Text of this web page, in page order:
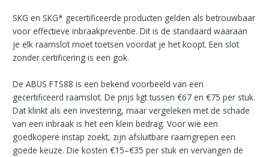
SKG en SKG* gecertificeerde producten gelden als betrouwbaar
voor effectieve inbraakpreventie. Dit is de standaard waaraan
je elk raamslot moet toetsen voordat je het koopt. Een slot
zonder certificering is een gok.
De ABUS FTS88 is een bekend voorbeeld van een
gecertificeerd raamslot. De prijs ligt tussen €67 en €75 per stuk.
Dat klinkt als een investering, maar vergeleken met de schade
van een inbraak is het een klein bedrag. Voor wie een
goedkopere instap zoekt, zijn afsluitbare raamgrepen een
goede keuze. Die kosten €15–€35 per stuk en vervangen de